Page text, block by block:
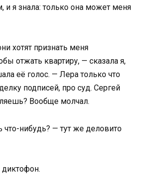
и я знала: только она может меня
хотят признать меня
отжать квартиру, — сказала я,
её голос. — Лера только что
подписей, про суд. Сергей
Вообще молчал.
что-нибудь? — тут же деловито